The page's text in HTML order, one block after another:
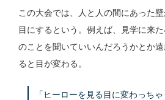
この大会では、人と人の間にあった
目にするという。例えば、見学に来
のことを聞いていいんだろうかとか
ると目が変わる。
「ヒーローを見る目に変わっち